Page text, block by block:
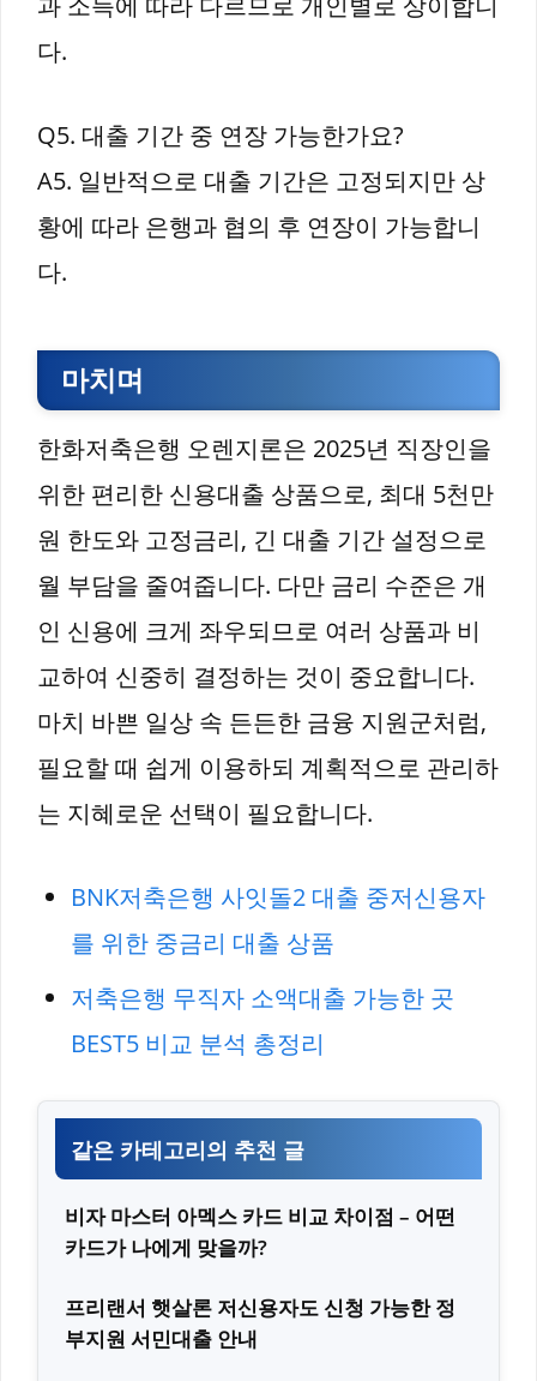
다.
Q5. 대출 기간 중 연장 가능한가요?
A5. 일반적으로 대출 기간은 고정되지만 상
황에 따라 은행과 협의 후 연장이 가능합니
다.
마치며
한화저축은행 오렌지론은 2025년 직장인을
위한 편리한 신용대출 상품으로, 최대 5천만
원 한도와 고정금리, 긴 대출 기간 설정으로
월 부담을 줄여줍니다. 다만 금리 수준은 개
인 신용에 크게 좌우되므로 여러 상품과 비
교하여 신중히 결정하는 것이 중요합니다.
마치 바쁜 일상 속 든든한 금융 지원군처럼,
필요할 때 쉽게 이용하되 계획적으로 관리하
는 지혜로운 선택이 필요합니다.
BNK저축은행 사잇돌2 대출 중저신용자
를 위한 중금리 대출 상품
저축은행 무직자 소액대출 가능한 곳
BEST5 비교 분석 총정리
같은 카테고리의 추천 글
비자 마스터 아멕스 카드 비교 차이점 – 어떤
카드가 나에게 맞을까?
프리랜서 햇살론 저신용자도 신청 가능한 정
부지원 서민대출 안내